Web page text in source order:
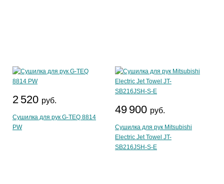
2 520 руб.
Сушилка для рук G-TEQ 8814
PW
49 900 руб.
Сушилка для рук Mitsubishi
Electric Jet Towel JT-
SB216JSH-S-E